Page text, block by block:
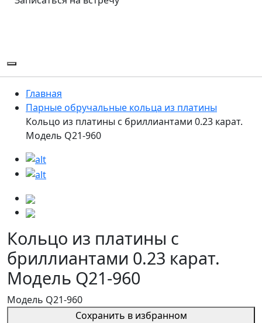
Главная
Парные обручальные кольца из платины
Кольцо из платины с бриллиантами 0.23 карат.
Модель Q21-960
Кольцо из платины с
бриллиантами 0.23 карат.
Модель Q21-960
Модель Q21-960
Сохранить в избранном